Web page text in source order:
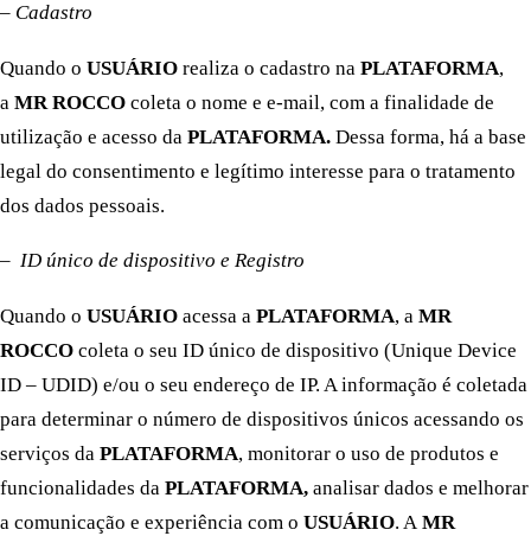
– Cadastro
Quando o USUÁRIO realiza o cadastro na PLATAFORMA,
a MR ROCCO coleta o nome e e-mail, com a finalidade de
utilização e acesso da PLATAFORMA. Dessa forma, há a base
legal do consentimento e legítimo interesse para o tratamento
dos dados pessoais.
– ID único de dispositivo e Registro
Quando o USUÁRIO acessa a PLATAFORMA, a MR
ROCCO coleta o seu ID único de dispositivo (Unique Device
ID – UDID) e/ou o seu endereço de IP. A informação é coletada
para determinar o número de dispositivos únicos acessando os
serviços da PLATAFORMA, monitorar o uso de produtos e
funcionalidades da PLATAFORMA, analisar dados e melhorar
a comunicação e experiência com o USUÁRIO. A MR